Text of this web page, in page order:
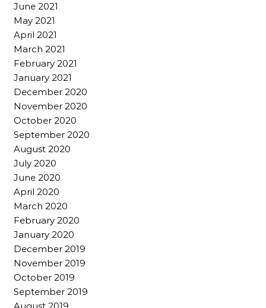
June 2021
May 2021
April 2021
March 2021
February 2021
January 2021
December 2020
November 2020
October 2020
September 2020
August 2020
July 2020
June 2020
April 2020
March 2020
February 2020
January 2020
December 2019
November 2019
October 2019
September 2019